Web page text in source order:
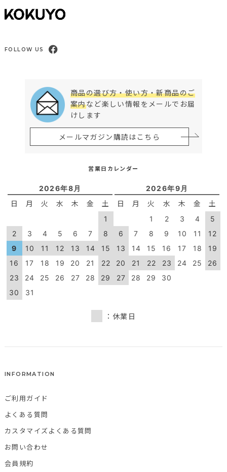
FOLLOW US
商品の選び方・使い方・新商品のご
案内など楽しい情報をメールでお届
けします
メールマガジン購読はこちら
営業日カレンダー
2026年8月
日 月 火 水 木 金 土
1
2
3 4 5 6 7
8
9
10 11 12 13 14
15
16
17 18 19 20 21
22
23
24 25 26 27 28
29
30
31
2026年9月
日 月 火 水 木 金 土
1 2 3 4
5
6
7 8 9 10 11
12
13
14 15 16 17 18
19
20
21 22 23 24 25
26
27
28 29 30
：休業日
INFORMATION
ご利用ガイド
よくある質問
カスタマイズよくある質問
お問い合わせ
会員規約